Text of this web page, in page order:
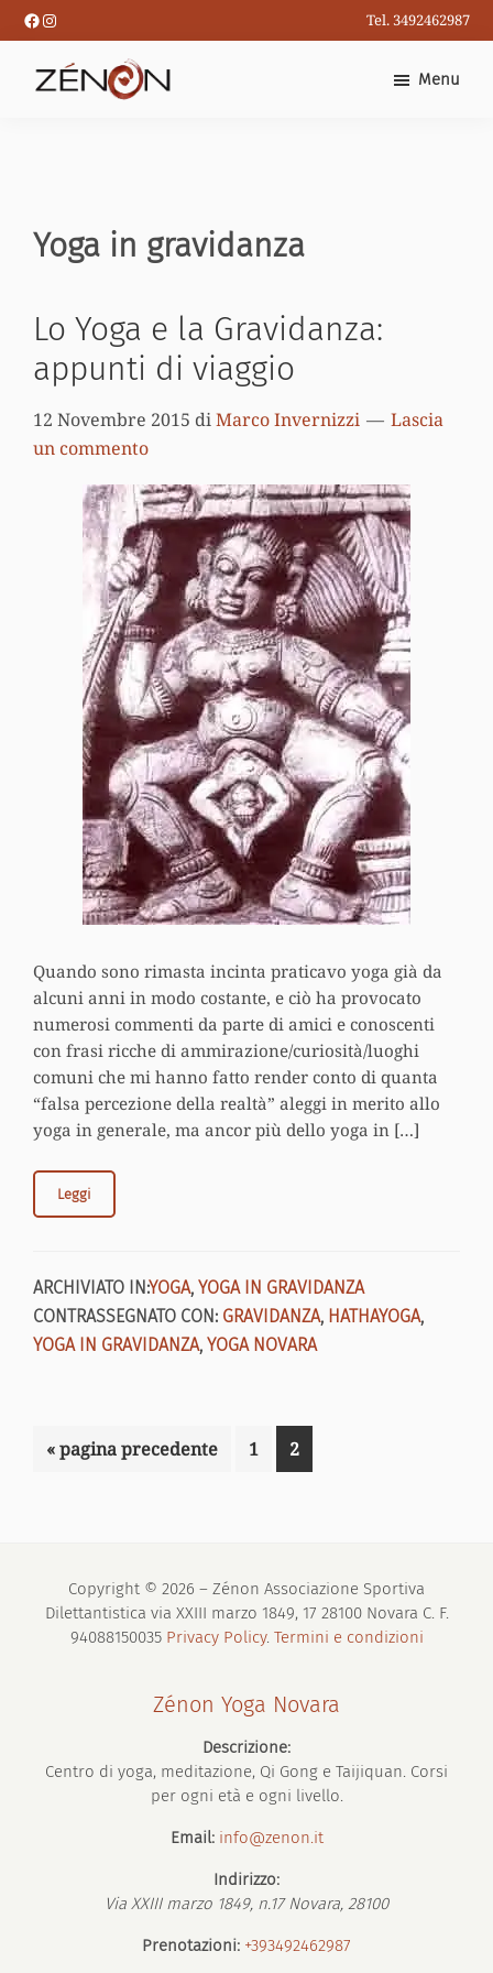
Passa
al
contenuto
Facebook
Instagram Tel. 3492462987
Menu
Yoga in gravidanza
Lo Yoga e la Gravidanza:
appunti di viaggio
12 Novembre 2015 diMarco Invernizzi
Lascia
un commento
Quando sono rimasta incinta praticavo yoga già da
alcuni anni in modo costante, e ciò ha provocato
numerosi commenti da parte di amici e conoscenti
con frasi ricche di ammirazione/curiosità/luoghi
comuni che mi hanno fatto render conto di quanta
“falsa percezione della realtà” aleggi in merito allo
yoga in generale, ma ancor più dello yoga in […]
Leggi
ARCHIVIATO IN:YOGA, YOGA IN GRAVIDANZA
CONTRASSEGNATO CON: GRAVIDANZA, HATHAYOGA,
YOGA IN GRAVIDANZA, YOGA NOVARA
«Vai
pagina precedente Pagina
1 Pagina
2
Copyright © 2026 – Zénon Associazione Sportiva
Dilettantistica via XXIII marzo 1849, 17 28100 Novara C. F.
94088150035 Privacy Policy. Termini e condizioni
Zénon Yoga Novara
Descrizione:
Centro di yoga, meditazione, Qi Gong e Taijiquan. Corsi
per ogni età e ogni livello.
Email: info@zenon.it
Indirizzo:
Via XXIII marzo 1849, n.17 Novara, 28100
Prenotazioni: +393492462987